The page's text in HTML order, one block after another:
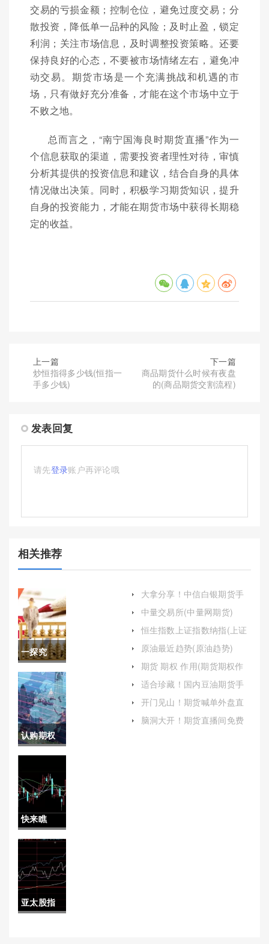
交易的亏损金额；控制仓位，避免过度交易；分
散投资，降低单一品种的风险；及时止盈，锁定
利润；关注市场信息，及时调整投资策略。还要
保持良好的心态，不要被市场情绪左右，避免冲
动交易。期货市场是一个充满挑战和机遇的市
场，只有做好充分准备，才能在这个市场中立于
不败之地。
总而言之，“南宁国海良时期货直播”作为一
个信息获取的渠道，需要投资者理性对待，审慎
分析其提供的投资信息和建议，结合自身的具体
情况做出决策。同时，积极学习期货知识，提升
自身的投资能力，才能在期货市场中获得长期稳
定的收益。
上一篇
炒恒指得多少钱(恒指一
手多少钱)
下一篇
商品期货什么时候有夜盘
的(商品期货交割流程)
发表回复
请先登录账户再评论哦
相关推荐
一探究
竟！股指
期货交易
所手续费
(沪深300
交易所手
续费)
认购期权
的价格(认
购期权的
价格怎么
算)
快来瞧
瞧！天津
期货开户
(帮助投资
者顺利进
亚太股指
大拿分享！中信白银期货手
解和掌握白银期货交易的成
本结构）
中量交易所(中量网期货)
恒生指数上证指数纳指(上证
原油最近趋势(原油趋势)
期货 期权 作用(期货期权作
适合珍藏！国内豆油期货手
续费)
开门见山！期货喊单外盘直
脑洞大开！期货直播间免费